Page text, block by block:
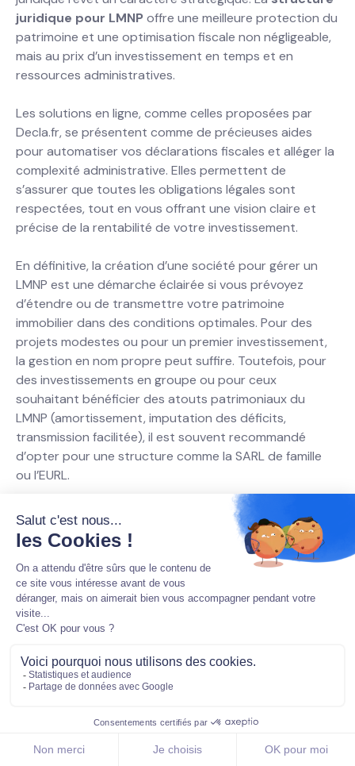
juridique pour LMNPoffre une meilleure protection du
patrimoine et une optimisation fiscale non négligeable,
mais au prix d’un investissement en temps et en
ressources administratives.
Les solutions en ligne, comme celles proposées par
Decla.fr, se présentent comme de précieuses aides
pour automatiser vos déclarations fiscales et alléger la
complexité administrative. Elles permettent de
s’assurer que toutes les obligations légales sont
respectées, tout en vous offrant une vision claire et
précise de la rentabilité de votre investissement.
En définitive, la création d’une société pour gérer un
LMNP est une démarche éclairée si vous prévoyez
d’étendre ou de transmettre votre patrimoine
immobilier dans des conditions optimales. Pour des
projets modestes ou pour un premier investissement,
la gestion en nom propre peut suffire. Toutefois, pour
des investissements en groupe ou pour ceux
souhaitant bénéficier des atouts patrimoniaux du
LMNP (amortissement, imputation des déficits,
transmission facilitée), il est souvent recommandé
d’opter pour une structure comme la SARL de famille
ou l’EURL.
Prenez le temps d’analyser vos objectifs, le montant de
votre investissement, et la complexité des démarches
que vous êtes prêt(e) à assumer. Chaque situation est
unique et il est essentiel de faire le point sur vos
priorités avant de choisir le type de société qui
répondra le mieux à vos besoins.
outils d’automatisation comme ceux offerts par
Decla.fr, vous mettez toutes les chances de votre côté
non professionnelle dans les meilleures conditions.
Grâce à une gestion rigoureuse et une stratégie fiscale